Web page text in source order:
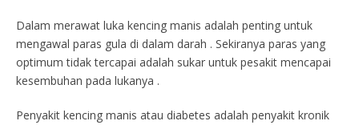
Dalam merawat luka kencing manis adalah penting untuk
mengawal paras gula di dalam darah . Sekiranya paras yang
optimum tidak tercapai adalah sukar untuk pesakit mencapai
kesembuhan pada lukanya .
Penyakit kencing manis atau diabetes adalah penyakit kronik